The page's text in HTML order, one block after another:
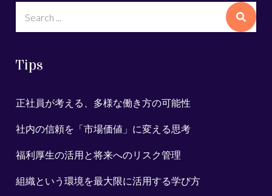
Tips
正社員が考える、多様な働き方の可能性
社内の信頼を「市場価値」に変える思考
福利厚生の活用と将来へのリスク管理
組織という環境を最大限に活用する学び方